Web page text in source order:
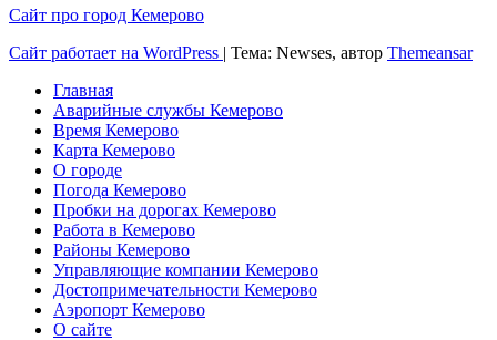
Сайт про город Кемерово
Сайт работает на WordPress | Тема: Newses, автор Themeansar
Главная
Аварийные службы Кемерово
Время Кемерово
Карта Кемерово
О городе
Погода Кемерово
Пробки на дорогах Кемерово
Работа в Кемерово
Районы Кемерово
Управляющие компании Кемерово
Достопримечательности Кемерово
Аэропорт Кемерово
О сайте